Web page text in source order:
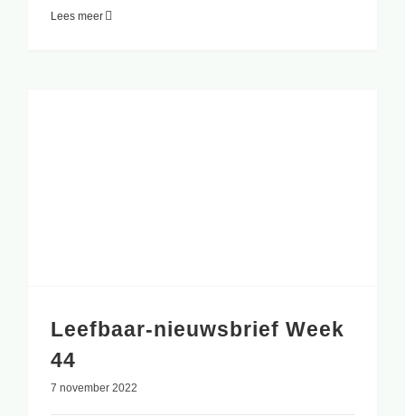
Lees meer
Leefbaar-nieuwsbrief Week
44
7 november 2022